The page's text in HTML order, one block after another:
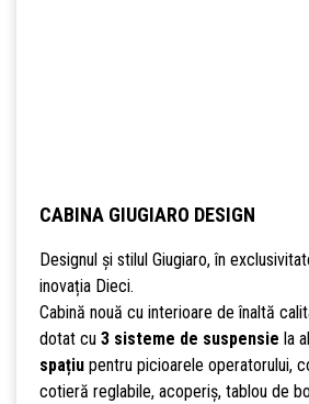
CABINA GIUGIARO DESIGN
Designul și stilul Giugiaro, în
inovația Dieci.
Cabină nouă cu interioare de înaltă
dotat cu 3 sisteme de suspensie la
spațiupentru picioarele operatorului,
cotieră reglabile, acoperiș, tablou de